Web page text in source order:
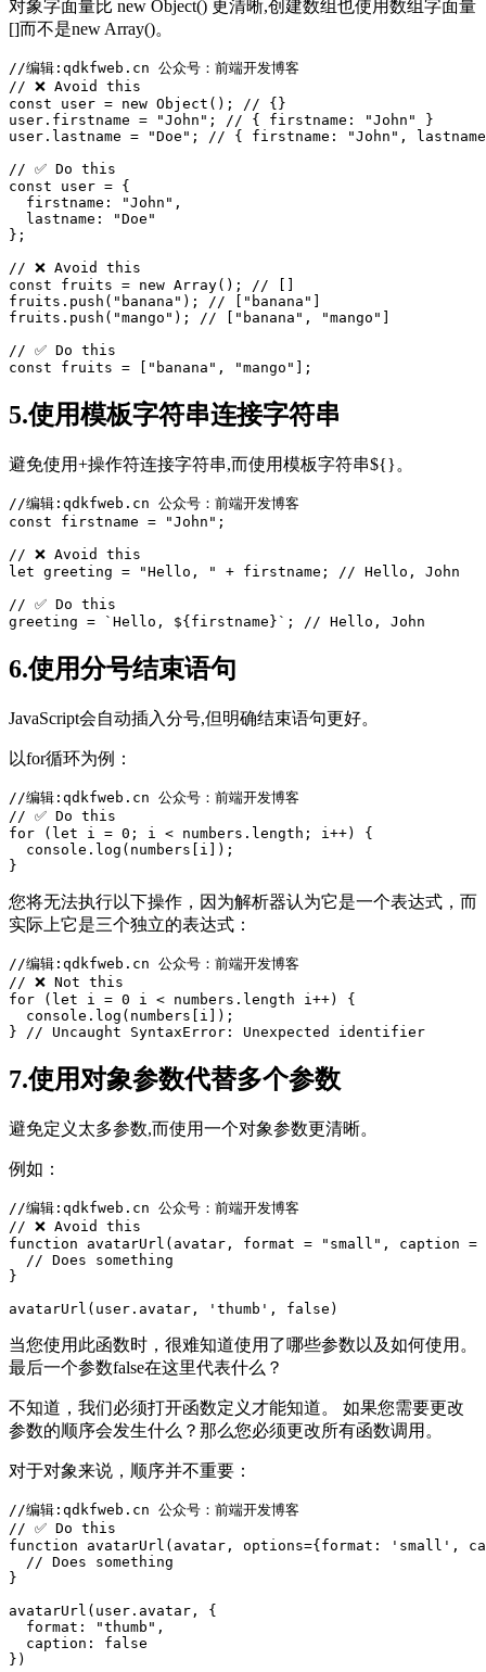
对象字面量比 new Object() 更清晰,创建数组也使用数组字面量
[]而不是new Array()。
//编辑:qdkfweb.cn 公众号：前端开发博客
// ❌ Avoid this
const user = new Object(); // {}
user.firstname =
"John" ; // { firstname: "John"
}
user.lastname =
"Doe" ; // { firstname: "John" ,
// ✅ Do this
const user = {
firstname:
"John" ,
lastname:
"Doe"
};
// ❌ Avoid this
const fruits = new Array(); // []
fruits.push( "banana" ); // [ "banana"
fruits.push( "mango" ); // [ "banana" , "mango"
// ✅ Do this
const fruits = [
"banana" , "mango"
5.使用模板字符串连接字符串
避免使用+操作符连接字符串,而使用模板字符串${}。
const firstname =
"John" ;
let greeting = "Hello, "
+ firstname; // Hello, John
// ✅ Do this
greeting = `Hello, ${firstname}
6.使用分号结束语句
JavaScript会自动插入分号,但明确结束语句更好。
以for循环为例：
//编辑:qdkfweb.cn 公众号：前端开发博客
for ( let i = 0; i < numbers.length; i++) {
console.log(numbers[i]);
您将无法执行以下操作，因为解析器认为它是一个表达式，而
实际上它是三个独立的表达式：
//编辑:qdkfweb.cn 公众号：前端开发博客
for ( let i = 0 i < numbers.length i++) {
console.log(numbers[i]);
7.使用对象参数代替多个参数
避免定义太多参数,而使用一个对象参数更清晰。
例如：
function avatarUrl(avatar, format = "small" , caption =
// Does something
}
avatarUrl(user.avatar,
'thumb' , false
当您使用此函数时，很难知道使用了哪些参数以及如何使用。
最后一个参数false在这里代表什么？
不知道，我们必须打开函数定义才能知道。 如果您需要更改
参数的顺序会发生什么？那么您必须更改所有函数调用。
对于对象来说，顺序并不重要：
function avatarUrl(avatar, options={format: 'small' ,
// Does something
}
avatarUrl(user.avatar, {
format:
"thumb" ,
caption: false